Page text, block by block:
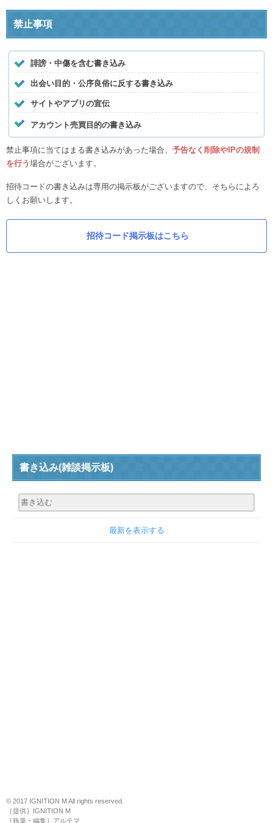
禁止事項
誹謗・中傷を含む書き込み
出会い目的・公序良俗に反する書き込み
サイトやアプリの宣伝
アカウント売買目的の書き込み
禁止事項に当てはまる書き込みがあった場合、 予告なく削除やIPの規制
を行う 場合がございます。
招待コードの書き込みは専用の掲示板がございますので、そちらによろ
しくお願いします。
招待コード掲示板はこちら
書き込み(雑談掲示板)
最新を表示する
© 2017 IGNITION M All rights reserved.
［提供］IGNITION M
［執筆・編集］アルテマ